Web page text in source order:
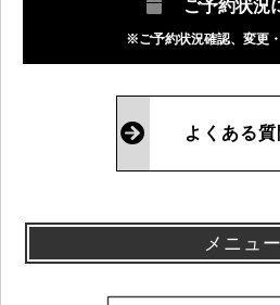
ご予約状況
※ご予約状況確認、変更
よくある
メニュー